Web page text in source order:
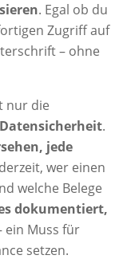
. Egal ob du
Zugriff auf
– ohne
nur die
.
jede
wer einen
welche Belege
dokumentiert,
ein Muss für
setzen.